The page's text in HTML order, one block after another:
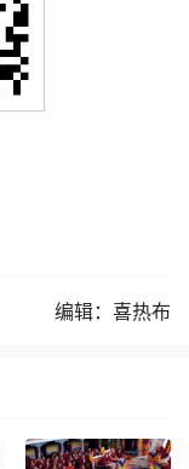
编辑：喜热布